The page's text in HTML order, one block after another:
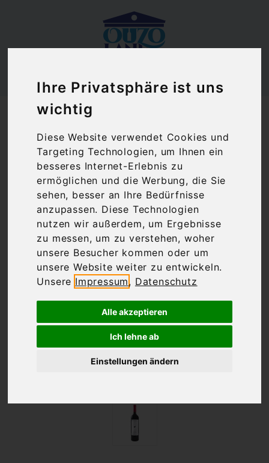
Ihre Privatsphäre ist uns
wichtig
Diese Website verwendet Cookies und
Targeting Technologien, um Ihnen ein
besseres Internet-Erlebnis zu
ermöglichen und die Werbung, die Sie
sehen, besser an Ihre Bedürfnisse
anzupassen. Diese Technologien
nutzen wir außerdem, um Ergebnisse
zu messen, um zu verstehen, woher
unsere Besucher kommen oder um
unsere Website weiter zu entwickeln.
Unsere Impressum, Datenschutz
Alle akzeptieren
Ich lehne ab
Einstellungen ändern
Ouzoland.de
Erythros Papagiannakos | Rotwein trocken (0,75 l)
g.g.A. Attika